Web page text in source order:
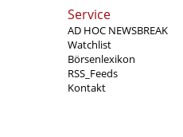
Service
AD HOC NEWSBREAK
Watchlist
Börsenlexikon
RSS_Feeds
Kontakt